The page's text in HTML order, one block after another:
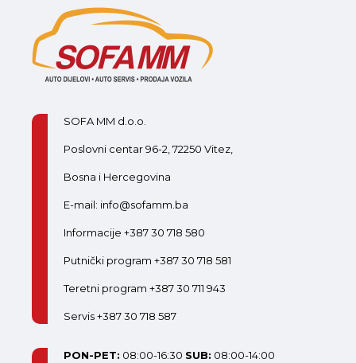
SOFA MM d.o.o.
Poslovni centar 96-2, 72250 Vitez,
Bosna i Hercegovina
E-mail: info@sofamm.ba
Informacije +387 30 718 580
Putnički program +387 30 718 581
Teretni program +387 30 711 943
Servis +387 30 718 587
PON-PET: 08:00-16:30 SUB: 08:00-14:00